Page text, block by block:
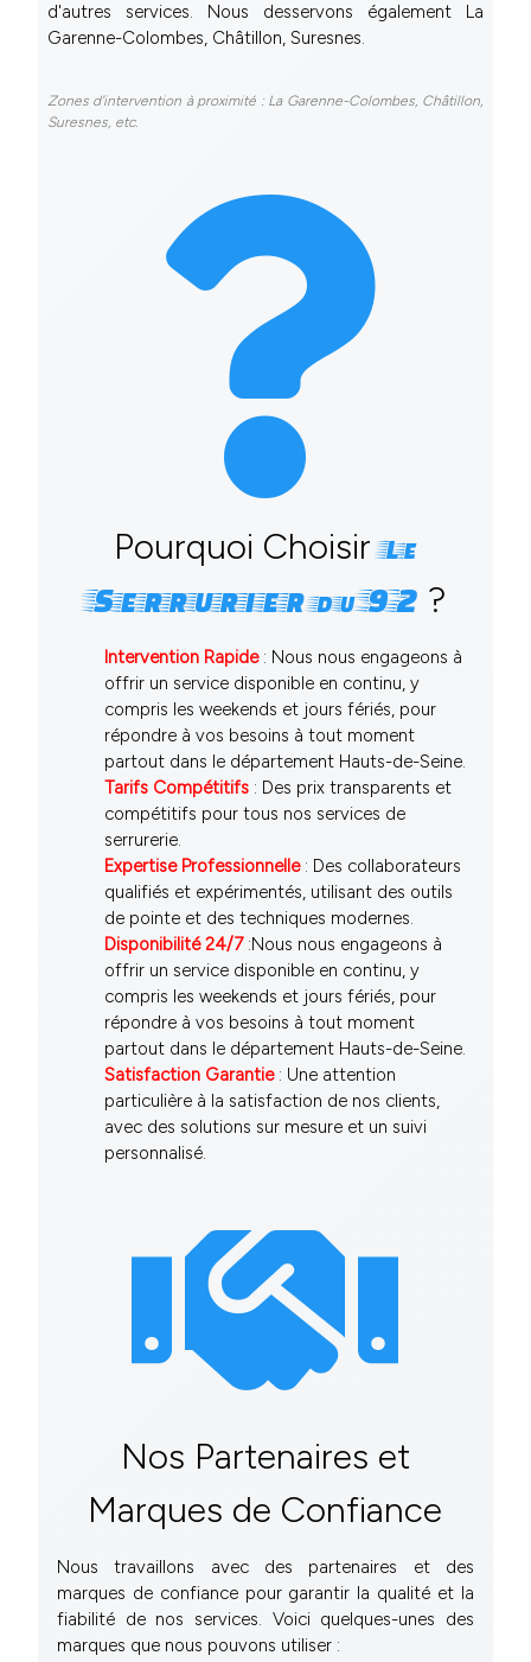
d'autres services. Nous desservons également La
Garenne-Colombes, Châtillon, Suresnes.
Zones d'intervention à proximité : La Garenne-Colombes, Châtillon,
Suresnes, etc.
Pourquoi ChoisirLe
Serrurierdu92 ?
Intervention Rapide: Nous nous engageons à
offrir un service disponible en continu, y
compris les weekends et jours fériés, pour
répondre à vos besoins à tout moment
partout dans le département Hauts-de-Seine.
Tarifs Compétitifs : Des prix transparents et
compétitifs pour tous nos services de
serrurerie.
Expertise Professionnelle: Des collaborateurs
qualifiés et expérimentés, utilisant des outils
de pointe et des techniques modernes.
Disponibilité 24/7:Nous nous engageons à
offrir un service disponible en continu, y
compris les weekends et jours fériés, pour
répondre à vos besoins à tout moment
partout dans le département Hauts-de-Seine.
Satisfaction Garantie: Une attention
particulière à la satisfaction de nos clients,
avec des solutions sur mesure et un suivi
personnalisé.
Nos Partenaires et
Marques de Confiance
Nous travaillons avec des partenaires et des
marques de confiance pour garantir la qualité et la
fiabilité de nos services. Voici quelques-unes des
marques que nous pouvons utiliser :